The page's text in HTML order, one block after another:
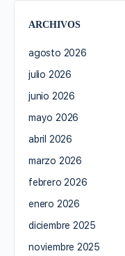
ARCHIVOS
agosto 2026
julio 2026
junio 2026
mayo 2026
abril 2026
marzo 2026
febrero 2026
enero 2026
diciembre 2025
noviembre 2025